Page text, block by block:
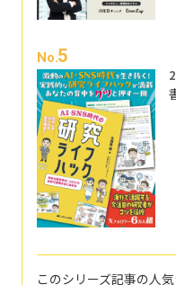
No.5
このシリーズ記事の人